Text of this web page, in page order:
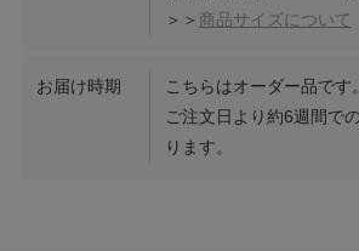
＞＞ 商品サイズについて
お届け時期
こちらはオーダー品です。
ご注文日より約6週間で
ります。